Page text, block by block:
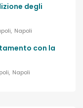
degli
Napoli
con la
Napoli